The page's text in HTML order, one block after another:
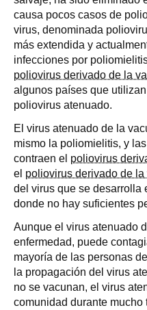
causa pocos casos de
virus, denominada
más extendida y
infecciones por
poliovirus derivado de la
algunos países que
poliovirus atenuado.
El virus atenuado de la
mismo la poliomielitis, y
contraen el poliovirus
el poliovirus derivado de la
del virus que se desarrolla
donde no hay suficientes
Aunque el virus atenuado
enfermedad, puede
mayoría de las personas
la propagación del virus
no se vacunan, el virus
comunidad durante